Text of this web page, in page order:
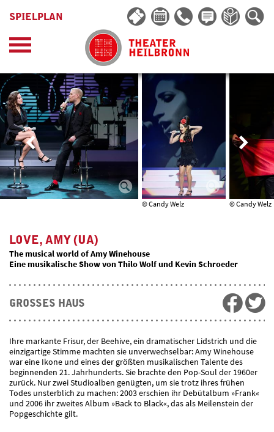
SPIELPLAN
© Candy Welz © Candy Welz
LOVE, AMY (UA)
The musical world of Amy Winehouse
Eine musikalische Show von Thilo Wolf und Kevin Schroeder
GROSSES HAUS
Ihre markante Frisur, der Beehive, ein dramatischer Lidstrich und die
einzigartige Stimme machten sie unverwechselbar: Amy Winehouse
war eine Ikone und eines der größten musikalischen Talente des
beginnenden 21. Jahrhunderts. Sie brachte den Pop-Soul der 1960er
zurück. Nur zwei Studioalben genügten, um sie trotz ihres frühen
Todes unsterblich zu machen: 2003 erschien ihr Debütalbum »Frank«
und 2006 ihr zweites Album »Back to Black«, das als Meilenstein der
Popgeschichte gilt.